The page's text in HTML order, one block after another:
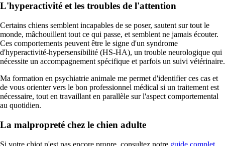
L'hyperactivité et les troubles de l'attention
Certains chiens semblent incapables de se poser, sautent sur tout le
monde, mâchouillent tout ce qui passe, et semblent ne jamais écouter.
Ces comportements peuvent être le signe d'un syndrome
d'hyperactivité-hypersensibilité (HS-HA), un trouble neurologique qui
nécessite un accompagnement spécifique et parfois un suivi vétérinaire.
Ma formation en psychiatrie animale me permet d'identifier ces cas et
de vous orienter vers le bon professionnel médical si un traitement est
nécessaire, tout en travaillant en parallèle sur l'aspect comportemental
au quotidien.
La malpropreté chez le chien adulte
Si votre chiot n'est pas encore propre, consultez notre guide complet